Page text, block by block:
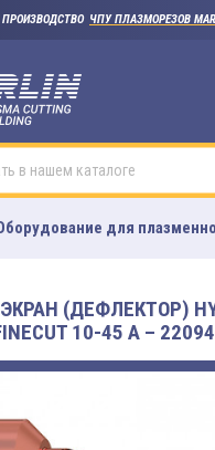
ЧПУ ПЛАЗМОРЕЗОВ
для
(ДЕФЛЕКТОР)
10-45 A –